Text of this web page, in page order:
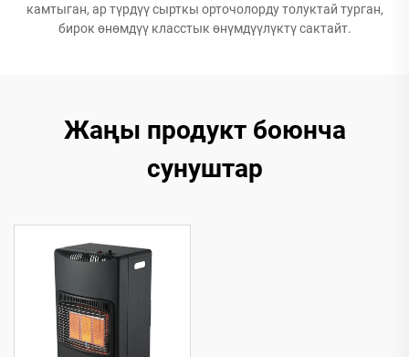
камтыган, ар түрдүү сырткы орточолорду толуктай турган,
бирок өнөмдүү класстык өнүмдүүлүктү сактайт.
Жаңы продукт боюнча
сунуштар